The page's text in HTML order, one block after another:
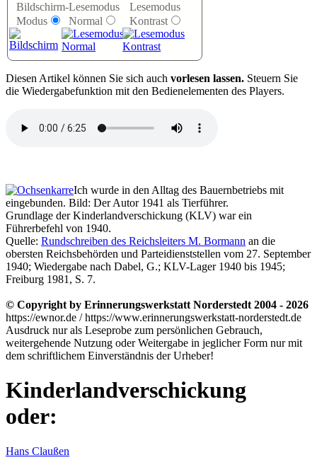
Bildschirm-
Modus
Lesemodus
Normal
Lesemodus
Kontrast
Diesen Artikel können Sie sich auch vorlesen lassen. Steuern Sie
die Wiedergabefunktion mit den Bedienelementen des Players.
Ich wurde in den Alltag des Bauernbetriebs mit
eingebunden. Bild: Der Autor 1941 als Tierführer.
Grundlage der Kinderlandverschickung (KLV) war ein
Führerbefehl von 1940.
Quelle: Rundschreiben des Reichsleiters M. Bormann an die
obersten Reichsbehörden und Parteidienststellen vom 27. September
1940; Wiedergabe nach Dabel, G.; KLV-Lager 1940 bis 1945;
Freiburg 1981, S. 7.
© Copyright by Erinnerungswerkstatt Norderstedt 2004 - 2026
https://ewnor.de / https://www.erinnerungswerkstatt-norderstedt.de
Ausdruck nur als Leseprobe zum persönlichen Gebrauch,
weitergehende Nutzung oder Weitergabe in jeglicher Form nur mit
dem schriftlichem Einverständnis der Urheber!
Kinderlandverschickung
oder:
Hans Claußen